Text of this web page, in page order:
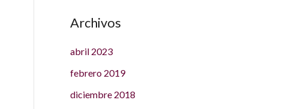
Archivos
abril 2023
febrero 2019
diciembre 2018